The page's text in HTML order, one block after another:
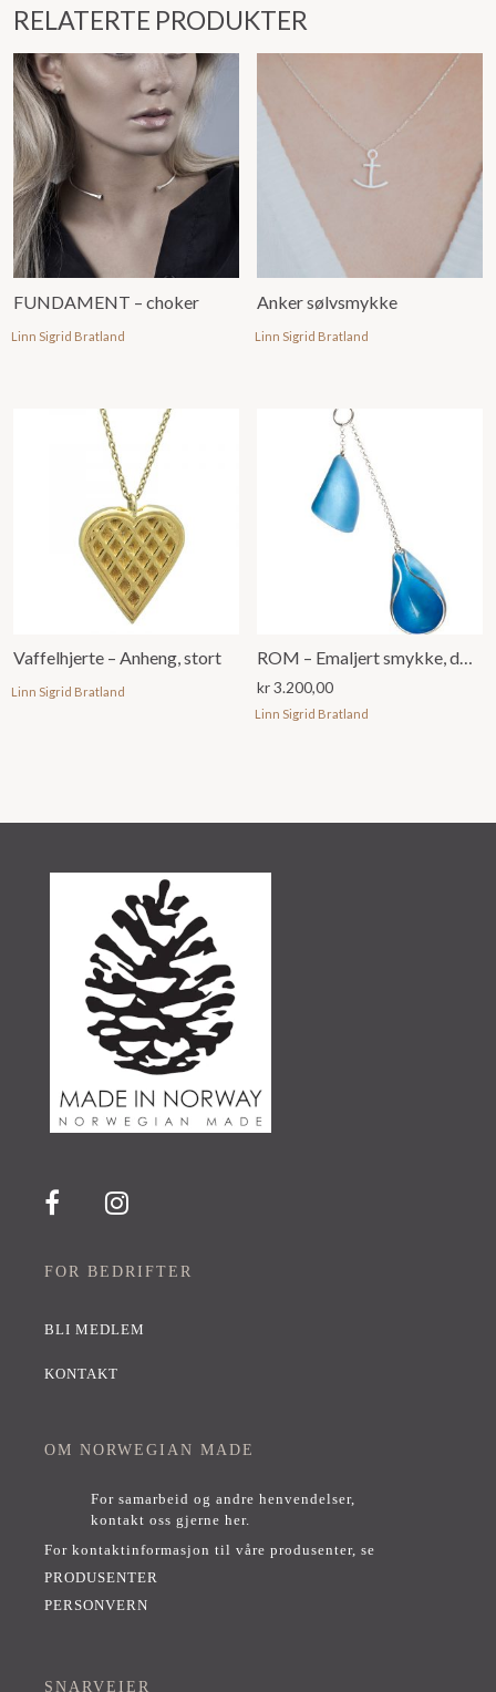
RELATERTE PRODUKTER
FUNDAMENT – choker
Linn Sigrid Bratland
Anker sølvsmykke
Linn Sigrid Bratland
Vaffelhjerte – Anheng, stort
Linn Sigrid Bratland
ROM – Emaljert smykke, dobbelt anheng
kr3.200,00
Linn Sigrid Bratland
FOR BEDRIFTER
BLI MEDLEM
KONTAKT
OM NORWEGIAN MADE
For samarbeid og andre henvendelser,
kontakt oss gjerne her.
For kontaktinformasjon til våre produsenter, se
PRODUSENTER
PERSONVERN
SNARVEIER